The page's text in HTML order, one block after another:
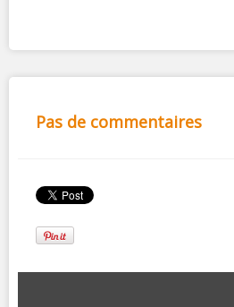
Pas de commentaires